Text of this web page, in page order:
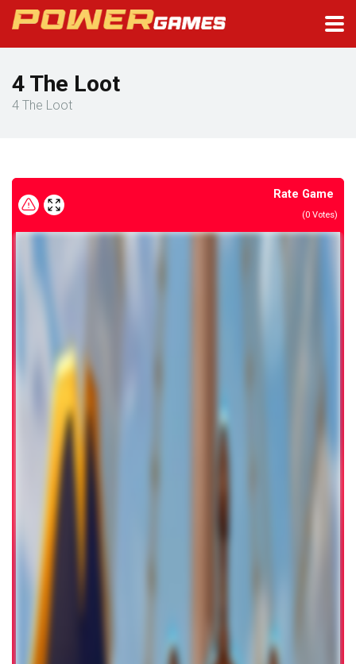
4 The Loot
4 The Loot
Rate Game
(0 Votes)